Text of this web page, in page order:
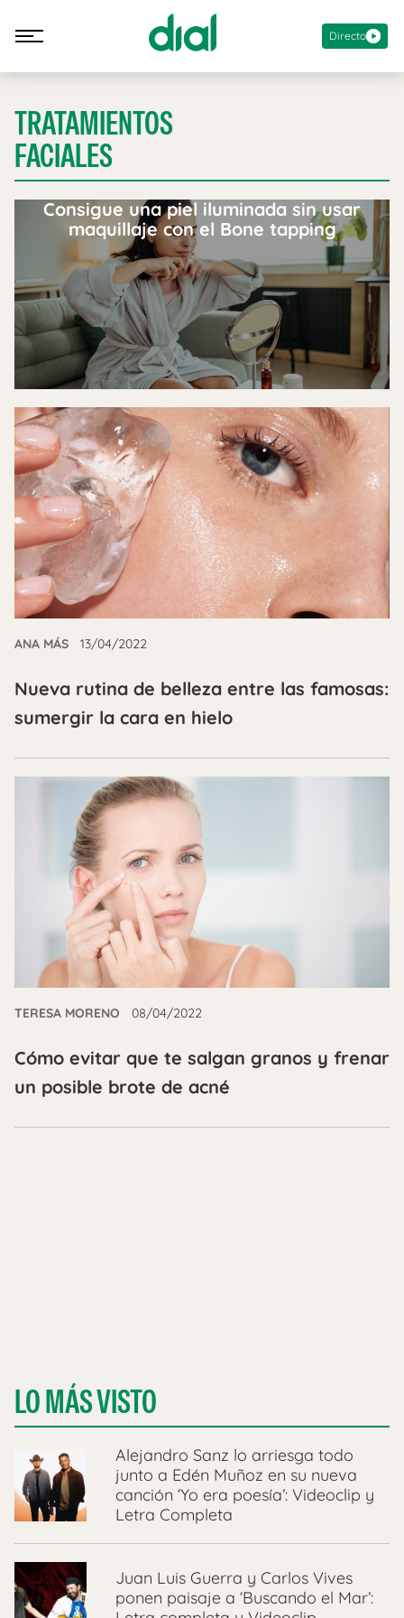
Directo
TRATAMIENTOS
FACIALES
Consigue una piel iluminada sin usar
maquillaje con el Bone tapping
ANA MÁS 13/04/2022
Nueva rutina de belleza entre las famosas:
sumergir la cara en hielo
TERESA MORENO 08/04/2022
Cómo evitar que te salgan granos y frenar
un posible brote de acné
LO MÁS VISTO
Alejandro Sanz lo arriesga todo
junto a Edén Muñoz en su nueva
canción ‘Yo era poesía’: Videoclip y
Letra Completa
Juan Luis Guerra y Carlos Vives
ponen paisaje a ‘Buscando el Mar’: